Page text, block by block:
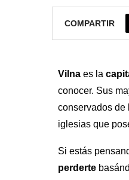
COMPARTIR
Vilna es la
conocer. Sus
conservados de
iglesias que
Si estás
perderte